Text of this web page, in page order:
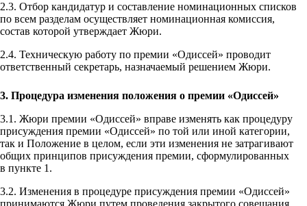
2.3. Отбор кандидатур и составление номинационных списков
по всем разделам осуществляет номинационная комиссия,
состав которой утверждает Жюри.
2.4. Техническую работу по премии «Одиссей» проводит
ответственный секретарь, назначаемый решением Жюри.
3. Процедура изменения положения о премии «Одиссей»
3.1. Жюри премии «Одиссей» вправе изменять как процедуру
присуждения премии «Одиссей» по той или иной категории,
так и Положение в целом, если эти изменения не затрагивают
общих принципов присуждения премии, сформулированных
в пункте 1.
3.2. Изменения в процедуре присуждения премии «Одиссей»